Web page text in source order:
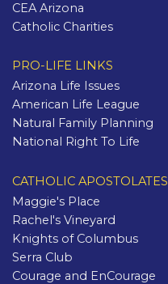
CEA Arizona
Catholic Charities
PRO-LIFE LINKS
Arizona Life Issues
American Life League
Natural Family Planning
National Right To Life
CATHOLIC APOSTOLATES
Maggie's Place
Rachel's Vineyard
Knights of Columbus
Serra Club
Courage and EnCourage